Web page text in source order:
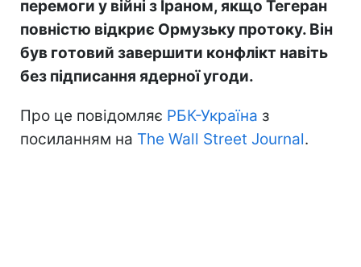
перемоги у війні з Іраном, якщо Тегеран
повністю відкриє Ормузьку протоку. Він
був готовий завершити конфлікт навіть
без підписання ядерної угоди.
Про це повідомляє РБК-Україна з
посиланням на The Wall Street Journal.